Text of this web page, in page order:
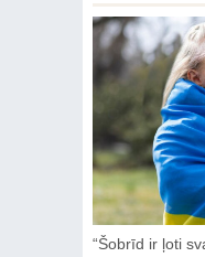
“Šobrīd ir ļoti